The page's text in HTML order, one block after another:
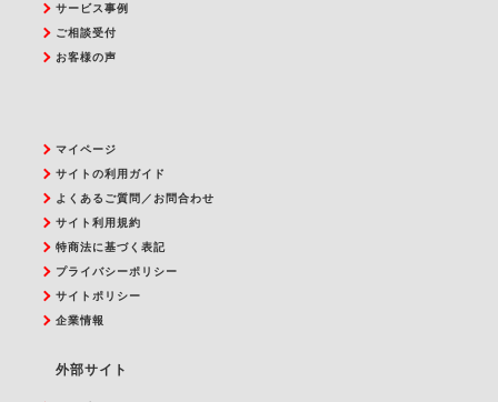
サービス事例
ご相談受付
お客様の声
マイページ
サイトの利用ガイド
よくあるご質問／お問合わせ
サイト利用規約
特商法に基づく表記
プライバシーポリシー
サイトポリシー
企業情報
外部サイト